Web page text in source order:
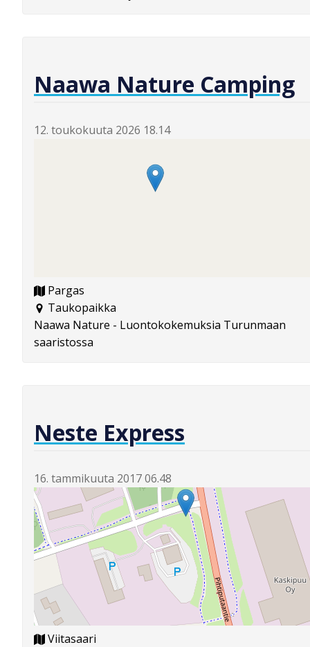
Naawa Nature Camping
12. toukokuuta 2026 18.14
Pargas
Taukopaikka
Naawa Nature - Luontokokemuksia Turunmaan
saaristossa
Neste Express
16. tammikuuta 2017 06.48
Viitasaari